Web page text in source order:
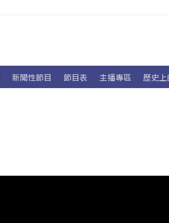
新聞性節目 節目表 主播專區 歷史